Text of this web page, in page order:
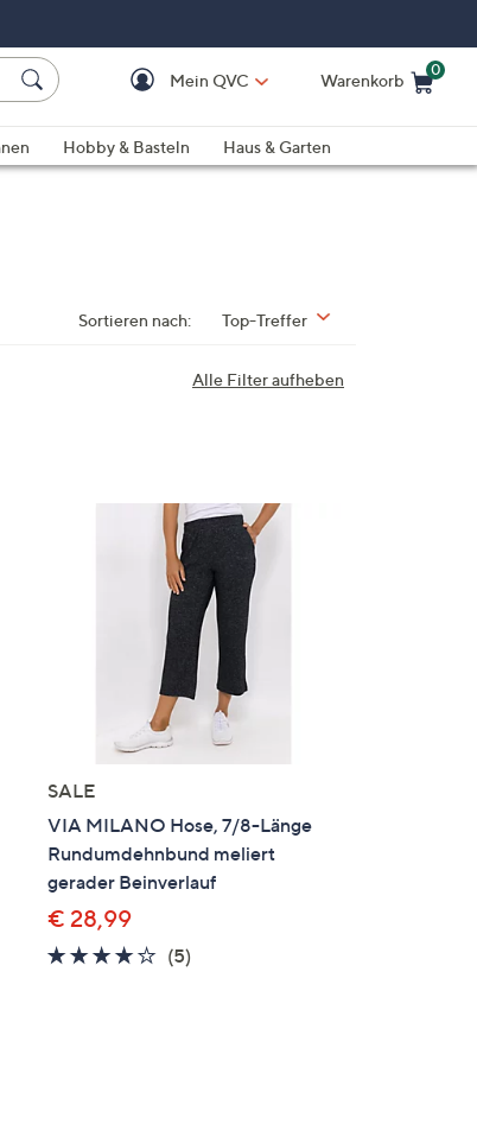
Mein QVC Warenkorb
0
Hobby & Basteln
Haus & Garten
Sortieren nach: Top-Treffer
Alle Filter aufheben
SALE
VIA MILANO Hose, 7/8-Länge
Rundumdehnbund meliert
gerader Beinverlauf
€ 28,99
4.0
(5)